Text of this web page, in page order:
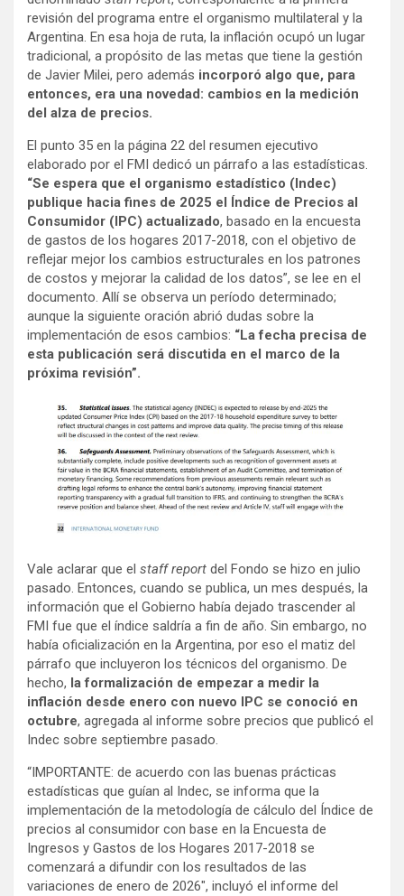
revisión del programa entre el organismo multilateral y la
Argentina. En esa hoja de ruta, la inflación ocupó un lugar
tradicional, a propósito de las metas que tiene la gestión
de Javier Milei, pero además incorporó algo que, para
entonces, era una novedad: cambios en la medición
del alza de precios.
El punto 35 en la página 22 del resumen ejecutivo
elaborado por el FMI dedicó un párrafo a las estadísticas.
“Se espera que el organismo estadístico (Indec)
publique hacia fines de 2025 el Índice de Precios al
Consumidor (IPC) actualizado, basado en la encuesta
de gastos de los hogares 2017-2018, con el objetivo de
reflejar mejor los cambios estructurales en los patrones
de costos y mejorar la calidad de los datos”, se lee en el
documento. Allí se observa un período determinado;
aunque la siguiente oración abrió dudas sobre la
implementación de esos cambios: “La fecha precisa de
esta publicación será discutida en el marco de la
próxima revisión”.
Vale aclarar que el staff report del Fondo se hizo en julio
pasado. Entonces, cuando se publica, un mes después, la
información que el Gobierno había dejado trascender al
FMI fue que el índice saldría a fin de año. Sin embargo, no
había oficialización en la Argentina, por eso el matiz del
párrafo que incluyeron los técnicos del organismo. De
hecho, la formalización de empezar a medir la
inflación desde enero con nuevo IPC se conoció en
octubre, agregada al informe sobre precios que publicó el
Indec sobre septiembre pasado.
“IMPORTANTE: de acuerdo con las buenas prácticas
estadísticas que guían al Indec, se informa que la
implementación de la metodología de cálculo del Índice de
precios al consumidor con base en la Encuesta de
Ingresos y Gastos de los Hogares 2017-2018 se
comenzará a difundir con los resultados de las
variaciones de enero de 2026″, incluyó el informe del